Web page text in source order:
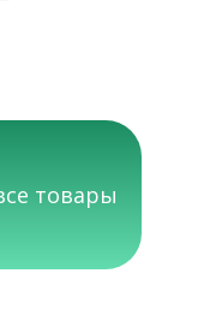
товары